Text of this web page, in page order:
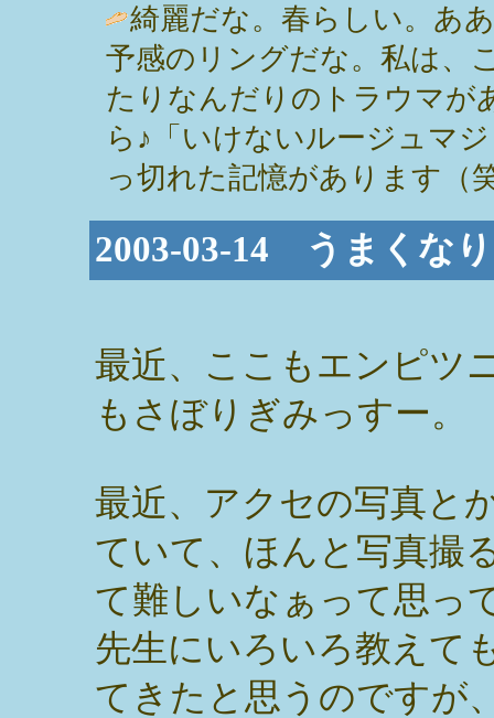
綺麗だな。春らしい。あ
予感のリングだな。私は、
たりなんだりのトラウマが
ら♪「いけないルージュマ
っ切れた記憶があります（
2003-03-14 うまくな
最近、ここもエンピツ
もさぼりぎみっすー。
最近、アクセの写真と
ていて、ほんと写真撮
て難しいなぁって思っ
先生にいろいろ教えて
てきたと思うのですが